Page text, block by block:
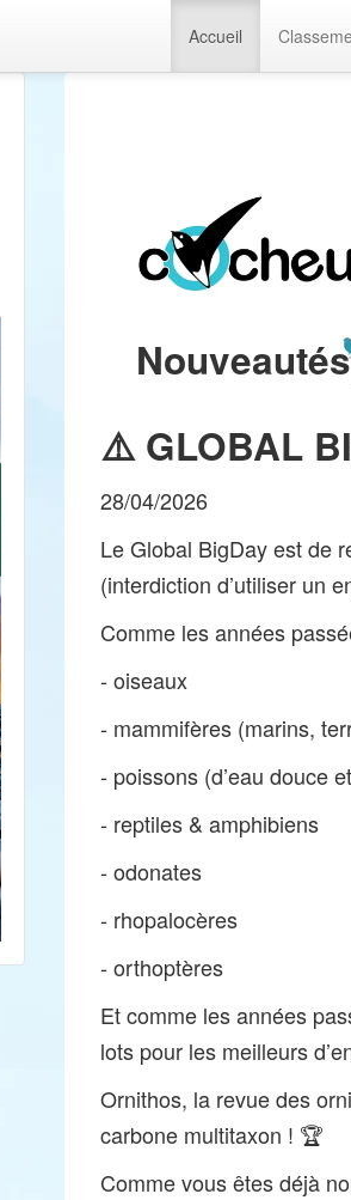
Accueil
Nouveautés
⚠️ GLOBAL
28/04/2026
Le Global BigDay est de
(interdiction d’utiliser un
Comme les années
- oiseaux
- mammifères (marins,
- poissons (d’eau douce
- reptiles & amphibiens
- odonates
- rhopalocères
- orthoptères
Et comme les années
lots pour les meilleurs
Ornithos, la revue des
carbone multitaxon ! 🏆
Comme vous êtes déjà